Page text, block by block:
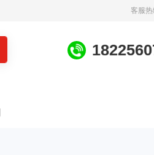
客服
1822560